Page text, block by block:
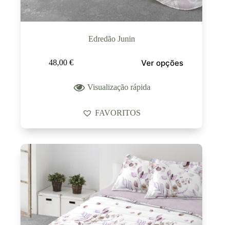
Edredão Junin
48,00 € Ver opções
Visualização rápida
FAVORITOS